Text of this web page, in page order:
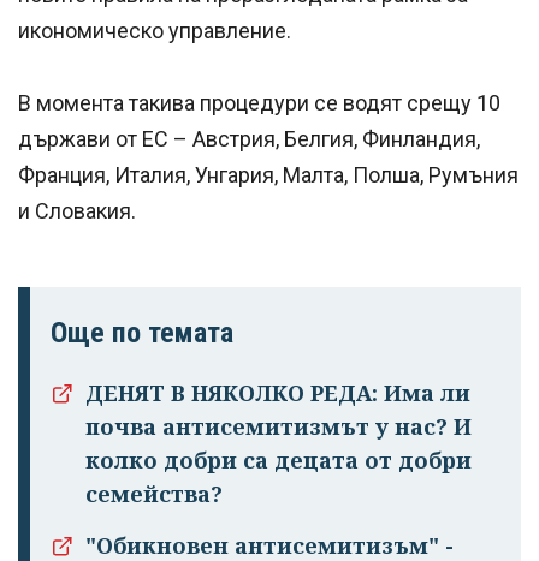
икономическо управление.
В момента такива процедури се водят срещу 10
държави от ЕС – Австрия, Белгия, Финландия,
Франция, Италия, Унгария, Малта, Полша, Румъния
и Словакия.
Още по темата
ДЕНЯТ В НЯКОЛКО РЕДА: Има ли
почва антисемитизмът у нас? И
колко добри са децата от добри
семейства?
"Обикновен антисемитизъм" -